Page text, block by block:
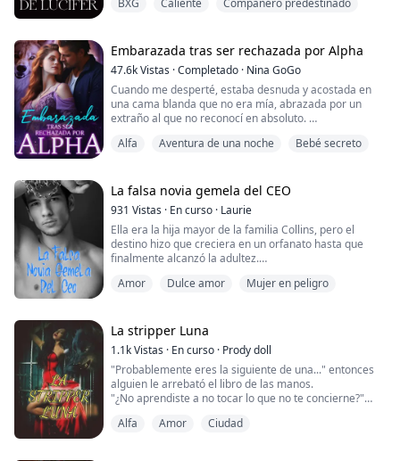
cree que Kronos está intentando habitar su cuerpo.
Tierra y destruir a todos los seres ...
BXG Caliente Compañero predestinado
Embarazada tras ser rechazada por Alpha
47.6kVistas ·Completado · Nina GoGo
Cuando me desperté, estaba desnuda y acostada en
una cama blanda que no era mía, abrazada por un
extraño al que no reconocí en absoluto.
piernas y casi grité en voz alta.
de Silver Moon Pack y tengo una hermana gemela. Nos
parecemos, pero nuestros de...
Alfa Aventura de una noche Bebé secreto
La falsa novia gemela del CEO
931 Vistas · En curso · Laurie
Ella era la hija mayor de la familia Collins, pero el
destino hizo que creciera en un orfanato hasta que
finalmente alcanzó la adultez.
Sus padres biológicos aparecieron de repente y
asumiera la culpa por un accidente de atropello y fuga
causado por nada menos que su hermana gemela,
Stella Collins....
Amor Dulce amor Mujer en peligro
La stripper Luna
1.1kVistas · En curso · Prody doll
"Probablemente eres la siguiente de una..." entonces
alguien le arrebató el libro de las manos.
"¿No aprendiste a no tocar lo que no te concierne?"
"Yo, yo, yo no sabía que te enojarías, yo..." respondió
Alfa Amor Ciudad